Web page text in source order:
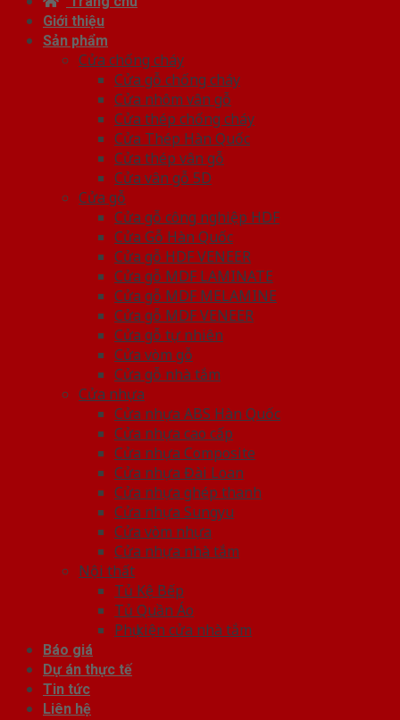
Giới thiệu
Sản phẩm
Cửa chống cháy
Cửa gỗ chống cháy
Cửa nhôm vân gỗ
Cửa thép chống cháy
Cửa Thép Hàn Quốc
Cửa thép vân gỗ
Cửa vân gỗ 5D
Cửa gỗ
Cửa gỗ công nghiệp HDF
Cửa Gỗ Hàn Quốc
Cửa gỗ HDF VENEER
Cửa gỗ MDF LAMINATE
Cửa gỗ MDF MELAMINE
Cửa gỗ MDF VENEER
Cửa gỗ tự nhiên
Cửa vòm gỗ
Cửa gỗ nhà tắm
Cửa nhựa
Cửa nhựa ABS Hàn Quốc
Cửa nhựa cao cấp
Cửa nhựa Composite
Cửa nhựa Đài Loan
Cửa nhựa ghép thanh
Cửa nhựa Sungyu
Cửa vòm nhựa
Cửa nhựa nhà tắm
Nội thất
Tủ Kệ Bếp
Tủ Quần Áo
Phụ kiện cửa nhà tắm
Báo giá
Dự án thực tế
Tin tức
Liên hệ